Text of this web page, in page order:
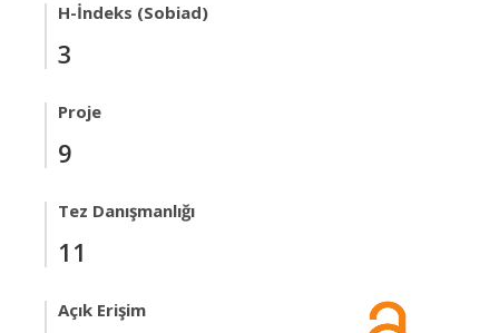
H-İndeks (Sobiad)
3
Proje
9
Tez Danışmanlığı
11
Açık Erişim